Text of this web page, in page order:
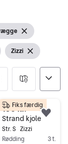
Fjern filter
filter
Vis filter
Zizzi Fjern filter
favoritter.
150 kr.
Strand kjole
Str. S Zizzi
Rødding
3 t.
Fiks færdig